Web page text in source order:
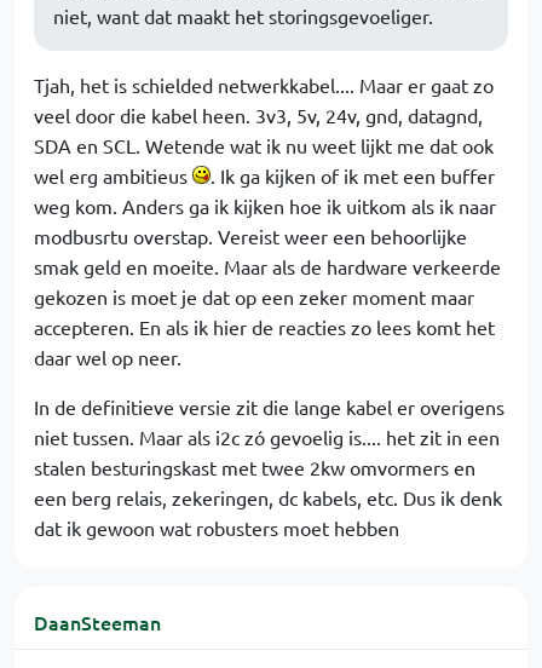
niet, want dat maakt het storingsgevoeliger.
Tjah, het is schielded netwerkkabel.... Maar er gaat zo
veel door die kabel heen. 3v3, 5v, 24v, gnd, datagnd,
SDA en SCL. Wetende wat ik nu weet lijkt me dat ook
wel erg ambitieus
. Ik ga kijken of ik met een buffer
weg kom. Anders ga ik kijken hoe ik uitkom als ik naar
modbusrtu overstap. Vereist weer een behoorlijke
smak geld en moeite. Maar als de hardware verkeerde
gekozen is moet je dat op een zeker moment maar
accepteren. En als ik hier de reacties zo lees komt het
daar wel op neer.
In de definitieve versie zit die lange kabel er overigens
niet tussen. Maar als i2c zó gevoelig is.... het zit in een
stalen besturingskast met twee 2kw omvormers en
een berg relais, zekeringen, dc kabels, etc. Dus ik denk
dat ik gewoon wat robusters moet hebben
DaanSteeman